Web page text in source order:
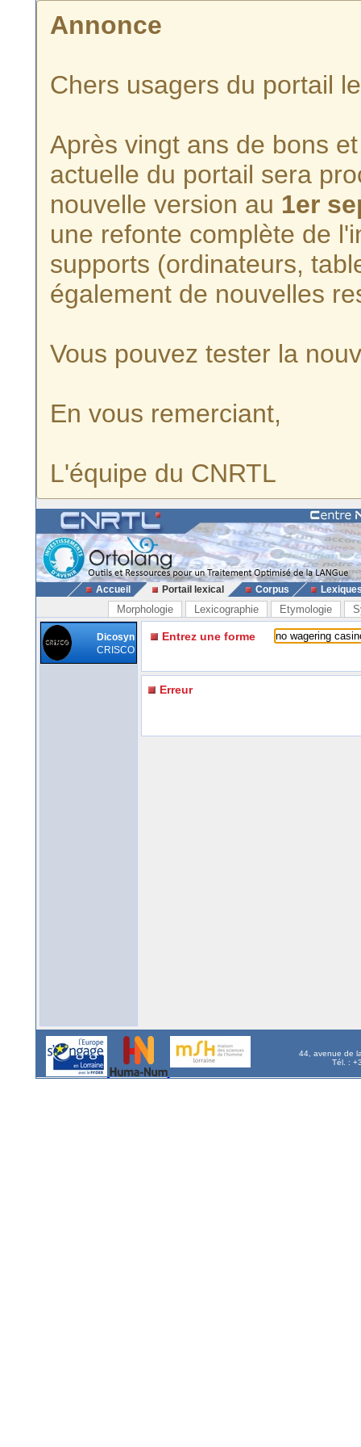
Annonce
Chers usagers du portail
Après vingt ans de bons
actuelle du portail sera
nouvelle version au 1er
une refonte complète de
supports (ordinateurs,
également de nouvelles
Vous pouvez tester la
En vous remerciant,
L'équipe du CNRTL
Accueil Portail lexical Corpus
Morphologie Lexicographie Etymologie
Dicosyn
CRISCO
Entrez une forme
Erreur
44, avenue de
Tél. :